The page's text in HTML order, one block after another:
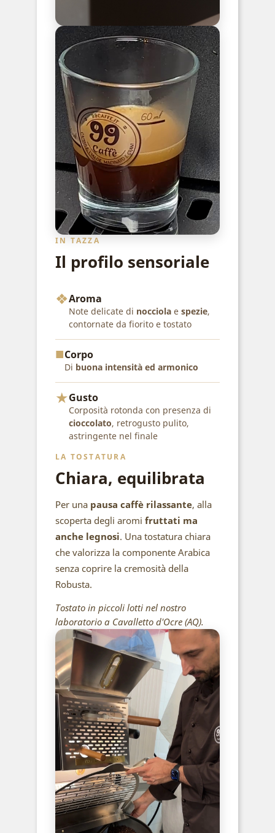
IN TAZZA
Il profilo sensoriale
❖Aroma
Note delicate di nocciolae spezie,
contornate da fiorito e tostato
■Corpo
Di buona intensità ed armonico
★Gusto
Corposità rotonda con presenza di
cioccolato, retrogusto pulito,
astringente nel finale
LA TOSTATURA
Chiara, equilibrata
Per una pausa caffè rilassante, alla
scoperta degli aromi fruttati ma
anche legnosi. Una tostatura chiara
che valorizza la componente Arabica
senza coprire la cremosità della
Robusta.
Tostato in piccoli lotti nel nostro
laboratorio a Cavalletto d'Ocre (AQ).